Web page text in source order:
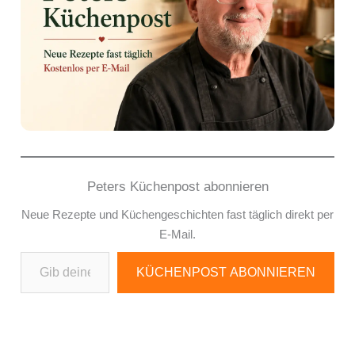
Peters Küchenpost abonnieren
Neue Rezepte und Küchengeschichten fast täglich direkt per
E-Mail.
Gib deine E-Mail-Adresse ein ...
KÜCHENPOST ABONNIEREN